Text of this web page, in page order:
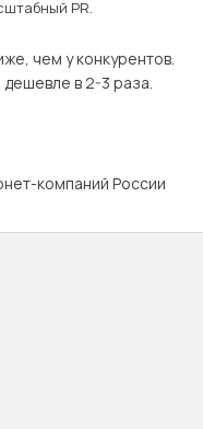
PR.
чем у конкурентов.
в 2-3 раза.
компаний России